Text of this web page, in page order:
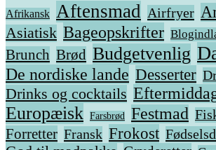
Afrikansk Aftensmad Airfryer
Asiatisk Bageopskrifter
Brunch Brød Budgetvenlig
De nordiske lande Desserter
Drinks og cocktails
Europæisk Farsbrød Festmad
Forretter Fransk Frokost